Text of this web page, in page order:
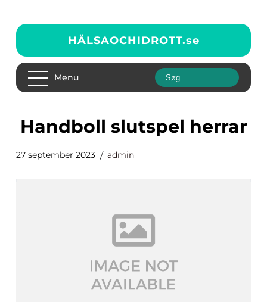
HÄLSAOCHIDROTT.se
Menu
handboll slutspel herrar
27 september 2023 admin